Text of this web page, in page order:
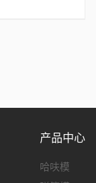
产品中心
哈呋模